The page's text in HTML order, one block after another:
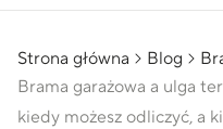
Strona główna Blog
Brama garażowa a ulga
kiedy możesz odliczyć, a